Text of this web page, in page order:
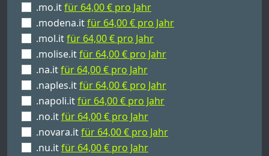
.mo.itfür 64,00 € pro Jahr
.modena.itfür 64,00 € pro Jahr
.mol.itfür 64,00 € pro Jahr
.molise.itfür 64,00 € pro Jahr
.na.itfür 64,00 € pro Jahr
.naples.itfür 64,00 € pro Jahr
.napoli.itfür 64,00 € pro Jahr
.no.itfür 64,00 € pro Jahr
.novara.itfür 64,00 € pro Jahr
.nu.itfür 64,00 € pro Jahr